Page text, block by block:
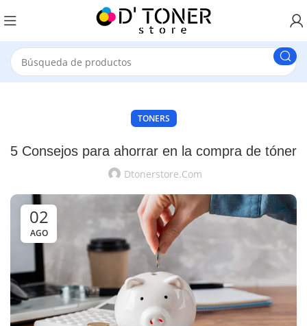
TONERS
5 Consejos para ahorrar en la compra de tóner
Dtonerstore.com
02
AGO